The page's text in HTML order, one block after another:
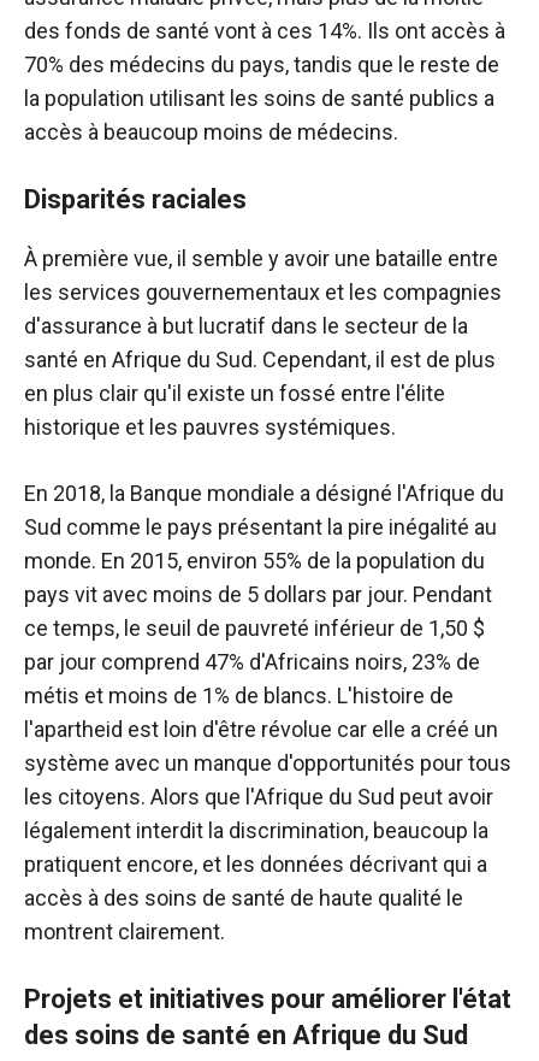
des fonds de santé vont à ces 14%. Ils ont accès à
70% des médecins du pays, tandis que le reste de
la population utilisant les soins de santé publics a
accès à beaucoup moins de médecins.
Disparités raciales
À première vue, il semble y avoir une bataille entre
les services gouvernementaux et les compagnies
d'assurance à but lucratif dans le secteur de la
santé en Afrique du Sud. Cependant, il est de plus
en plus clair qu'il existe un fossé entre l'élite
historique et les pauvres systémiques.
En 2018, la Banque mondiale a désigné l'Afrique du
Sud comme le pays présentant la pire inégalité au
monde. En 2015, environ 55% de la population du
pays vit avec moins de 5 dollars par jour. Pendant
ce temps, le seuil de pauvreté inférieur de 1,50 $
par jour comprend 47% d'Africains noirs, 23% de
métis et moins de 1% de blancs. L'histoire de
l'apartheid est loin d'être révolue car elle a créé un
système avec un manque d'opportunités pour tous
les citoyens. Alors que l'Afrique du Sud peut avoir
légalement interdit la discrimination, beaucoup la
pratiquent encore, et les données décrivant qui a
accès à des soins de santé de haute qualité le
montrent clairement.
Projets et initiatives pour améliorer l'état
des soins de santé en Afrique du Sud